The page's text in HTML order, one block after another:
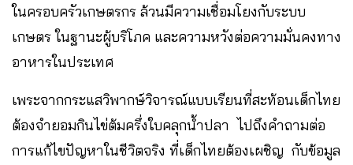
ในครอบครัวเกษตรกร ล้วนมีความเชื่อมโยงกับระบบ
เกษตร ในฐานะผู้บริโภค และความหวังต่อความมั่นคงทาง
อาหารในประเทศ
เพระจากกระแสวิพากษ์วิจารณ์แบบเรียนที่สะท้อนเด็กไทย
ต้องจำยอมกินไข่ต้มครึ่งใบคลุกน้ำปลา ไปถึงคำถามต่อ
การแก้ไขปัญหาในชีวิตจริง ที่เด็กไทยต้องเผชิญ กับข้อมูล